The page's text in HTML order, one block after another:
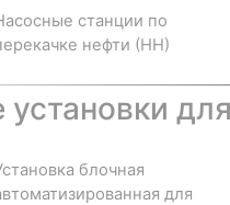
станции по
нефти (НН)
установки
блочная
для